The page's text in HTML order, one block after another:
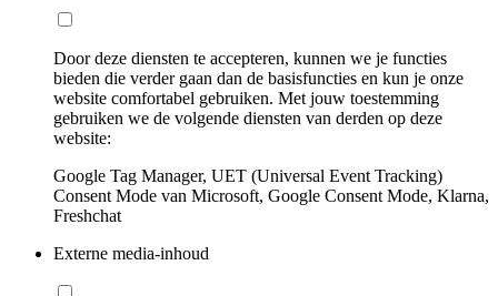
Door deze diensten te accepteren, kunnen we je functies
bieden die verder gaan dan de basisfuncties en kun je onze
website comfortabel gebruiken. Met jouw toestemming
gebruiken we de volgende diensten van derden op deze
website:
Google Tag Manager, UET (Universal Event Tracking)
Consent Mode van Microsoft, Google Consent Mode, Klarna,
Freshchat
Externe media-inhoud